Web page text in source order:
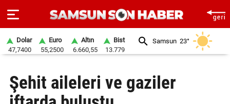
SAYFA
Dolar
47,7400
Euro
55,2500
Altın
6.660,55
Bist
13.779
Samsun 23°
Şehit aileleri ve gaziler